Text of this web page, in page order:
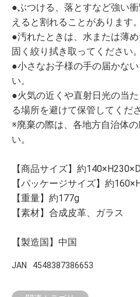
●ぶつける、落とすなど強い
えると割れることがあります。
●汚れたときは、水または薄
固く絞り拭き取ってください。
●小さなお子様の手の届かな
い。
●火気の近くや直射日光の当
る場所を避けて保管してくださ
※廃棄の際は、各地方自治体
い。
【商品サイズ】約
【パッケージサイズ】約
【重量】約177g
【素材】合成皮革、ガラス
【製造国】中国
JAN 4548387386653